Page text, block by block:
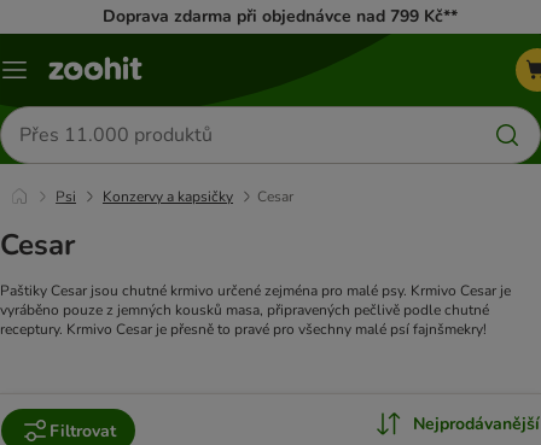
Doprava zdarma při objednávce nad 799 Kč**
Menu
Hledat
produkty
Psi Konzervy a kapsičky Cesar
Cesar
Paštiky Cesar jsou chutné krmivo určené zejména pro malé psy. Krmivo Cesar je
vyráběno pouze z jemných kousků masa, připravených pečlivě podle chutné
receptury. Krmivo Cesar je přesně to pravé pro všechny malé psí fajnšmekry!
Filtrovat Nejprodávanější